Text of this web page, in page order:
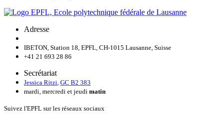
Adresse
IBETON, Station 18, EPFL, CH-1015 Lausanne, Suisse
+41 21 693 28 86
Secrétariat
Jessica Ritzi GC B2 383
mardi, mercredi et jeudi matin
Suivez l'EPFL sur les réseaux sociaux